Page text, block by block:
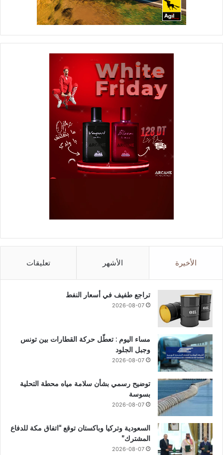
الأخيرة الأشهر تعليقات
تراجع طفيف في أسعار النفط
2026-08-07
مساء اليوم : تعطّل حركة القطارات بين تونس
وجبل الجلود
2026-08-07
توضيح رسمي بشأن سلامة مياه محطة التحلية
بسوسة
2026-08-07
السعودية وتركيا وباكستان توقع “اتفاق مكة للدفاع
المشترك”
2026-08-07